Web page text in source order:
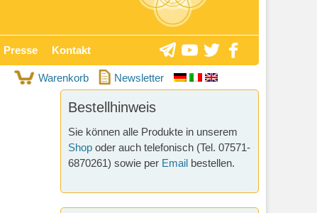
Presse Kontakt
Warenkorb Newsletter
Bestellhinweis
Sie können alle Produkte in unserem
Shop oder auch telefonisch (Tel. 07571-
6870261) sowie per Email bestellen.